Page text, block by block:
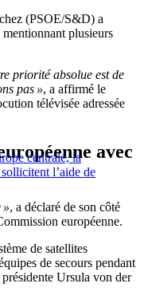
(PSOE/S&D) a
plusieurs
priorité absolue est de
pas », a affirmé le
télévisée adressée
centrale, la
l’aide de
avec
», a déclaré de son côté
européenne.
de satellites
de secours pendant
Ursula von der